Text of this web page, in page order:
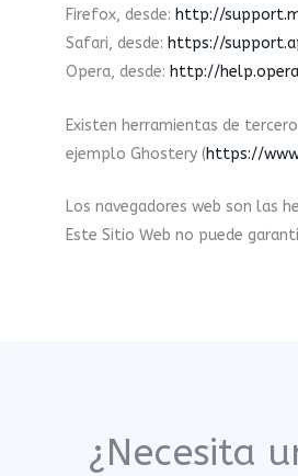
Firefox, desde: http://
Safari, desde: https://
Opera, desde: http://
Existen herramientas de
ejemplo Ghostery (https://
Los navegadores web son las
Este Sitio Web no puede
¿Necesita